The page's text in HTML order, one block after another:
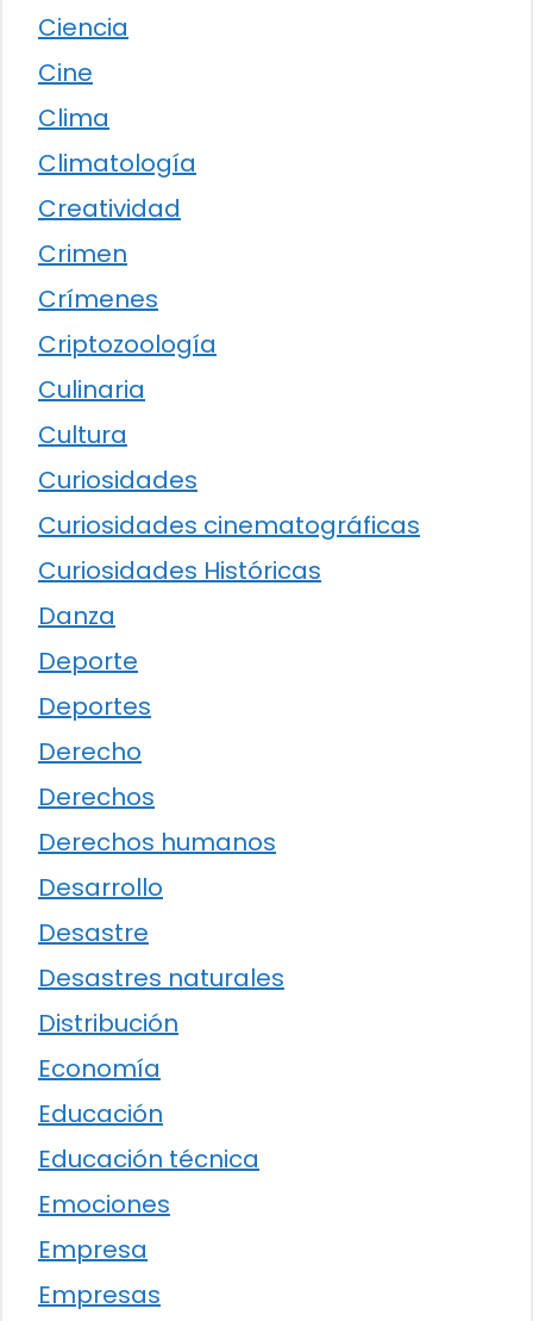
Ciencia
Cine
Clima
Climatología
Creatividad
Crimen
Crímenes
Criptozoología
Culinaria
Cultura
Curiosidades
Curiosidades cinematográficas
Curiosidades Históricas
Danza
Deporte
Deportes
Derecho
Derechos
Derechos humanos
Desarrollo
Desastre
Desastres naturales
Distribución
Economía
Educación
Educación técnica
Emociones
Empresa
Empresas